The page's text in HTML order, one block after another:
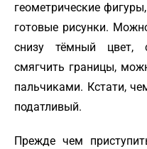
геометрические
готовые рисунки.
снизу тёмный цвет,
смягчить границы,
пальчиками. Кстати,
податливый.
Прежде чем